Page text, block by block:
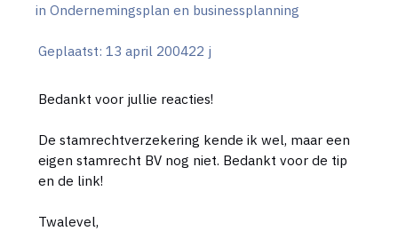
in Ondernemingsplan en businessplanning
Geplaatst: 13 april 200422 j
Bedankt voor jullie reacties!
De stamrechtverzekering kende ik wel, maar een
eigen stamrecht BV nog niet. Bedankt voor de tip
en de link!
Twalevel,